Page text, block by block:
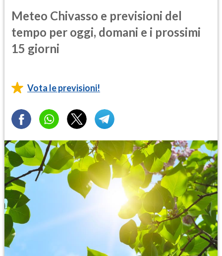
Meteo Chivasso e previsioni del
tempo per oggi, domani e i prossimi
15 giorni
Vota le previsioni!